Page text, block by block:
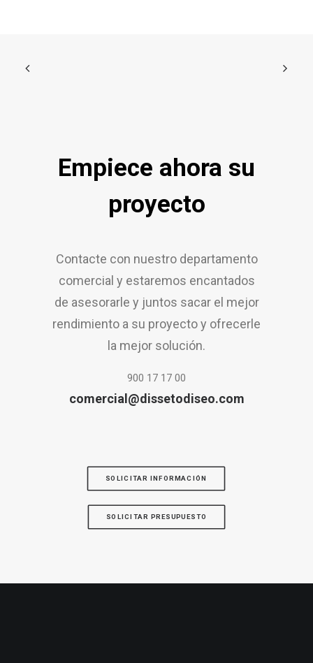
Empiece ahora su
proyecto
Contacte con nuestro departamento
comercial y estaremos encantados
de asesorarle y juntos sacar el mejor
rendimiento a su proyecto y ofrecerle
la mejor solución.
900 17 17 00
comercial@dissetodiseo.com
SOLICITAR INFORMACIÓN
SOLICITAR PRESUPUESTO